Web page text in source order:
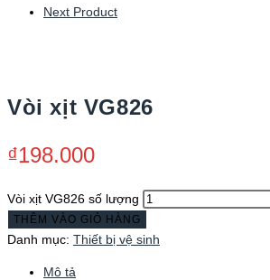
Next Product
Vòi xịt VG826
₫198.000
Vòi xịt VG826 số lượng
THÊM VÀO GIỎ HÀNG
Danh mục: Thiết bị vệ sinh
Mô tả